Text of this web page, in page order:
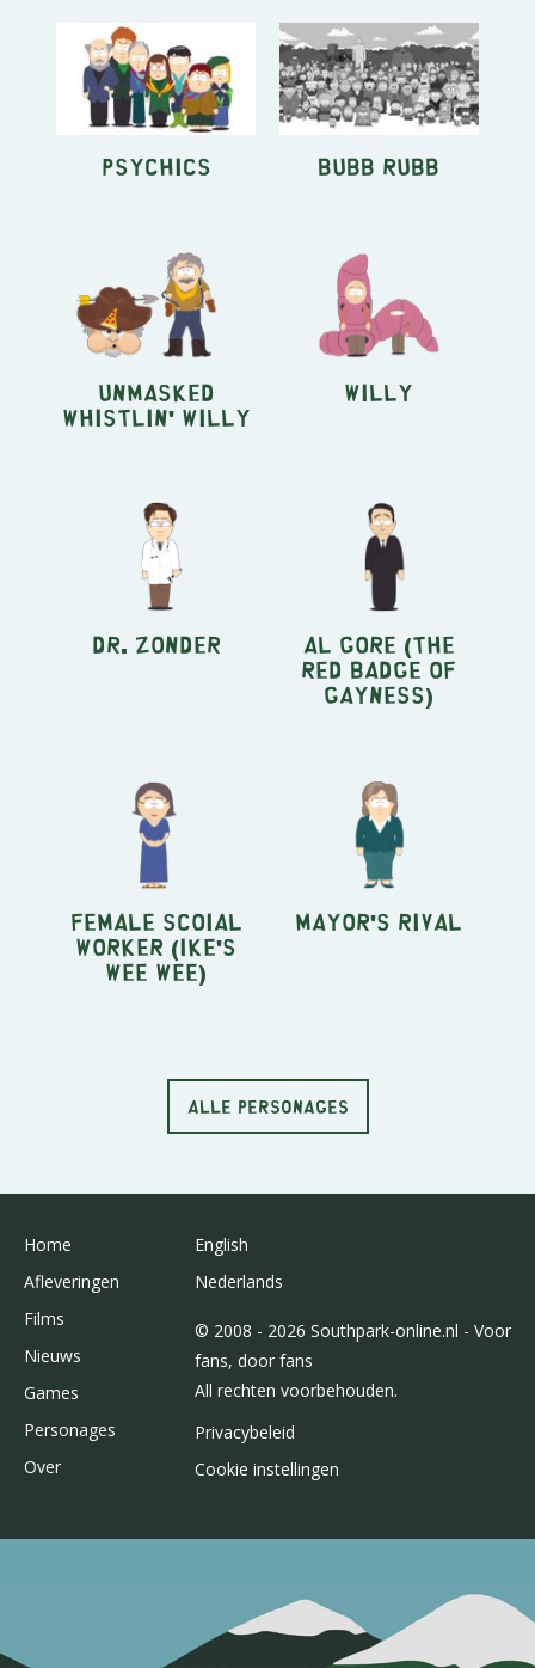
Psychics Bubb Rubb
Unmasked
Whistlin' Willy
Willy
Dr. Zonder Al Gore (The
Red Badge of
Gayness)
Female Scoial
Worker (Ike's
Wee Wee)
Mayor's Rival
ALLE PERSONAGES
Home
Afleveringen
Films
Nieuws
Games
Personages
Over
English
Nederlands
© 2008 - 2026 Southpark-online.nl - Voor
fans, door fans
All rechten voorbehouden.
Privacybeleid
Cookie instellingen